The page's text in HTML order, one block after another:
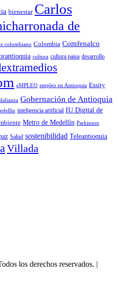
bienestar Carlos
de
colombiano Colombia Comfenalco
cultura cultura paisa desarrollo
eMPLEO empleo en Antioquia Essity
Gobernación de Antioquia
inteligencia artificial IU Digital de
Metro de Medellín Parkinson
Salud sostenibilidad Teleantioquia
Villada
los derechos reservados. |